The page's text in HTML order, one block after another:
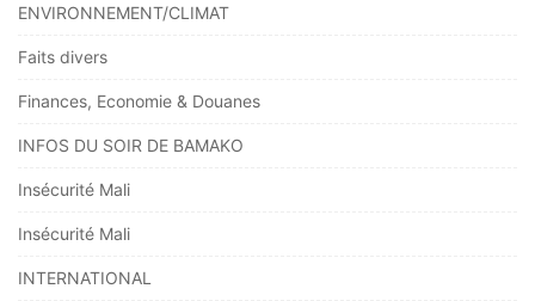
ENVIRONNEMENT/CLIMAT
Faits divers
Finances, Economie & Douanes
INFOS DU SOIR DE BAMAKO
Insécurité Mali
Insécurité Mali
INTERNATIONAL